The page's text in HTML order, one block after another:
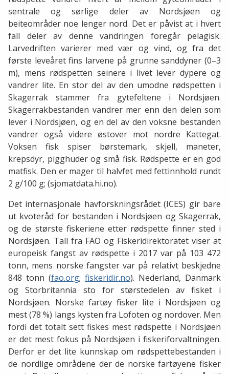
sentrale og sørlige deler av Nordsjøen og
beiteområder noe lenger nord. Det er påvist at i hvert
fall deler av denne vandringen foregår pelagisk.
Larvedriften varierer med vær og vind, og fra det
første leveåret fins larvene på grunne sanddyner (0–3
m), mens rødspetten seinere i livet lever dypere og
vandrer lite. En stor del av den umodne rødspetten i
Skagerrak stammer fra gytefeltene i Nordsjøen.
Skagerrakbestanden vandrer mer enn den delen som
lever i Nordsjøen, og en del av den voksne bestanden
vandrer også videre østover mot nordre Kattegat.
Voksen fisk spiser børstemark, skjell, maneter,
krepsdyr, pigghuder og små fisk. Rødspette er en god
matfisk. Den er mager til halvfet med fettinnhold rundt
2 g/100 g; (sjomatdata.hi.no).
Det internasjonale havforskningsrådet (ICES) gir bare
ut kvoteråd for bestanden i Nordsjøen og Skagerrak,
og de største fiskeriene etter rødspette finner sted i
Nordsjøen. Tall fra FAO og Fiskeridirektoratet viser at
europeisk fangst av rødspette i 2017 var på 103 472
tonn, mens norske fangster var på relativt beskjedne
848 tonn (fao.org; fiskeridir.no). Nederland, Danmark
og Storbritannia sto for størstedelen av fisket i
Nordsjøen. Norske fartøy fisker lite i Nordsjøen og
mest (78 %) langs kysten fra Lofoten og nordover. Men
fordi det totalt sett fiskes mest rødspette i Nordsjøen
er det mest fokus på Nordsjøen i fiskeriforvaltningen.
Derfor er det lite kunnskap om rødspettebestanden i
de nordlige områdene der de norske fartøyene fisker